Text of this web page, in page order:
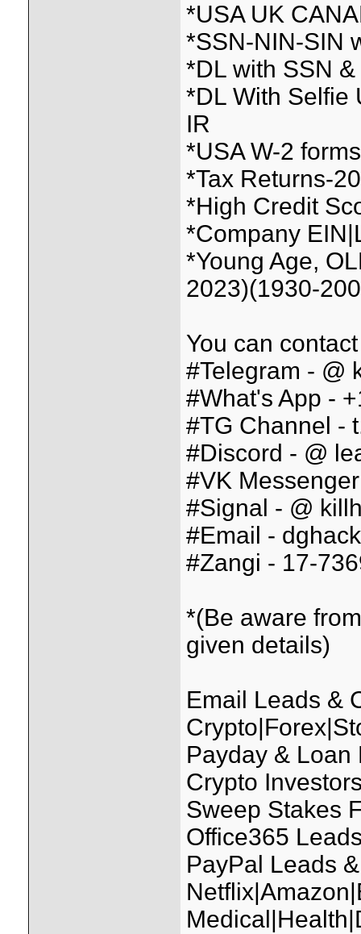
*USA UK
*SSN-NIN-SIN
*DL with SSN
*DL With Selfie
IR
*USA W-2
*Tax Returns-
*High Credit
*Company
*Young Age,
2023)(1930-
You can
#Telegram - @
#What's App -
#TG Channel -
#Discord - @
#VK
#Signal - @
#Email -
#Zangi - 17-
*(Be aware
given details)
Email Leads &
Payday & Loan
Crypto
Sweep Stakes
Office365
PayPal Leads